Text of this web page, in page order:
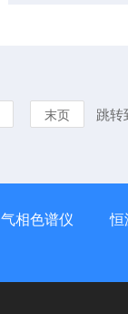
末页 跳转
气相色谱仪 恒